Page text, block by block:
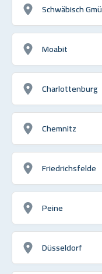
Schwäbisch
Moabit
Charlottenburg
Chemnitz
Friedrichsfelde
Peine
Düsseldorf